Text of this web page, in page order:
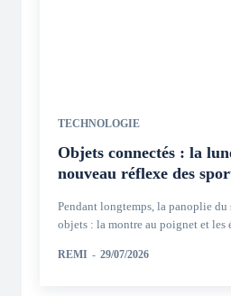
TECHNOLOGIE
Objets connectés : la
nouveau réflexe des
Pendant longtemps, la panoplie
objets : la montre au poignet et les
REMI - 29/07/2026